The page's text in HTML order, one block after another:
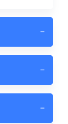
−
−
−